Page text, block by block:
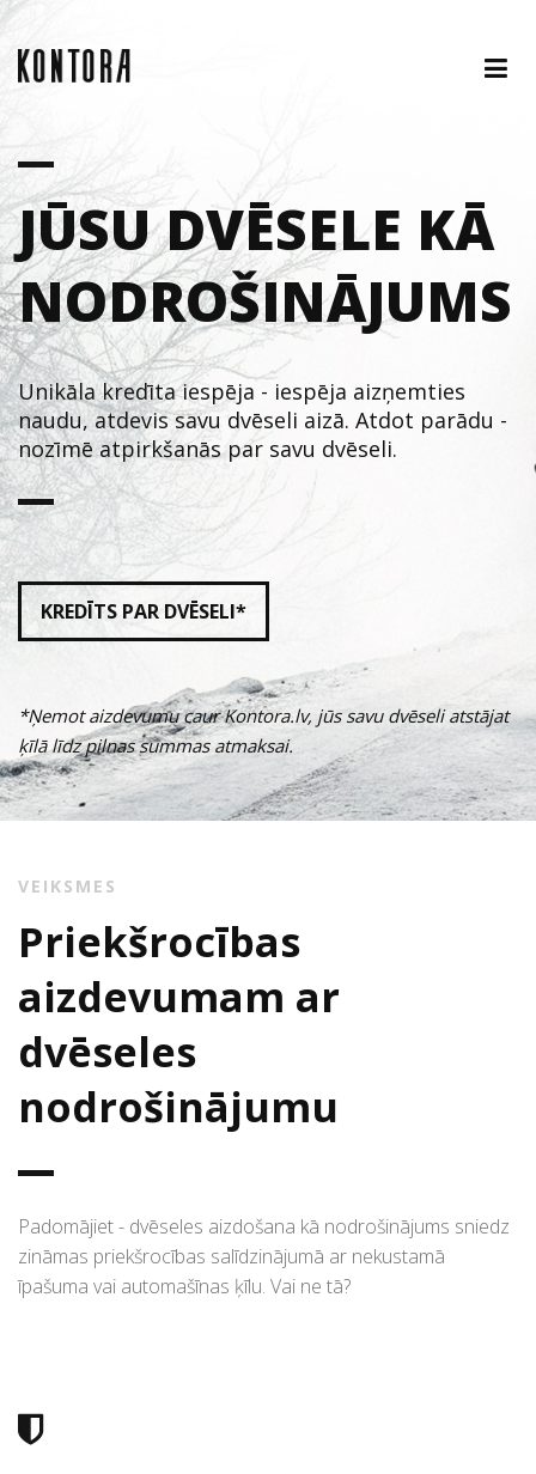
JŪSU DVĒSELE KĀ
NODROŠINĀJUMS
Unikāla kredīta iespēja - iespēja aizņemties
naudu, atdevis savu dvēseli aizā. Atdot parādu -
nozīmē atpirkšanās par savu dvēseli.
KREDĪTS PAR DVĒSELI*
*Ņemot aizdevumu caur Kontora.lv, jūs savu dvēseli atstājat
ķīlā līdz pilnas summas atmaksai.
VEIKSMES
Priekšrocības
aizdevumam ar
dvēseles
nodrošinājumu
Padomājiet - dvēseles aizdošana kā nodrošinājums sniedz
zināmas priekšrocības salīdzinājumā ar nekustamā
īpašuma vai automašīnas ķīlu. Vai ne tā?